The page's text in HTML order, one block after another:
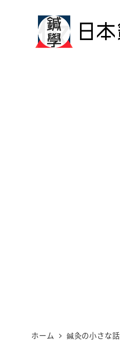
ホーム 鍼灸の小さな話